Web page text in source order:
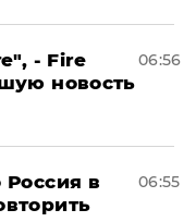
- Fire
новость
06:56
в
06:55